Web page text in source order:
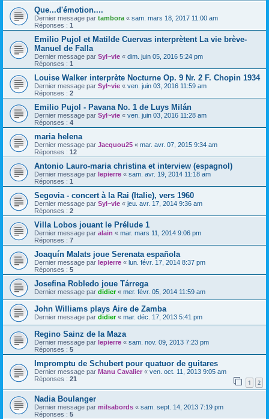
Que...d'émotion....
Dernier message par tambora « sam. mars 18, 2017 11:00 am
Réponses : 1
Emilio Pujol et Matilde Cuervas interprètent La vie brève-
Manuel de Falla
Dernier message par Syl~vie « dim. juin 05, 2016 5:24 pm
Réponses : 1
Louise Walker interprète Nocturne Op. 9 Nr. 2 F. Chopin 1934
Dernier message par Syl~vie « ven. juin 03, 2016 11:59 am
Réponses : 2
Emilio Pujol - Pavana No. 1 de Luys Milán
Dernier message par Syl~vie « ven. juin 03, 2016 11:28 am
Réponses : 4
maria helena
Dernier message par Jacquou25 « mar. avr. 07, 2015 9:34 am
Réponses : 12
Antonio Lauro-maria christina et interview (espagnol)
Dernier message par lepierre « sam. avr. 19, 2014 11:18 am
Réponses : 1
Segovia - concert à la Rai (Italie), vers 1960
Dernier message par Syl~vie « jeu. avr. 17, 2014 9:36 am
Réponses : 2
Villa Lobos jouant le Prélude 1
Dernier message par alain « mar. mars 11, 2014 9:06 pm
Réponses : 7
Joaquín Malats joue Serenata española
Dernier message par lepierre « lun. févr. 17, 2014 8:37 pm
Réponses : 5
Josefina Robledo joue Tárrega
Dernier message par didier« mer. févr. 05, 2014 11:59 am
John Williams plays Aire de Zamba
Dernier message par didier« mar. déc. 17, 2013 5:41 pm
Regino Sainz de la Maza
Dernier message par lepierre « sam. nov. 09, 2013 7:23 pm
Réponses : 5
Impromptu de Schubert pour quatuor de guitares
Dernier message par Manu Cavalier « ven. oct. 11, 2013 9:05 am
Réponses : 21 1 2
Nadia Boulanger
Dernier message par milsabords « sam. sept. 14, 2013 7:19 pm
Réponses : 5